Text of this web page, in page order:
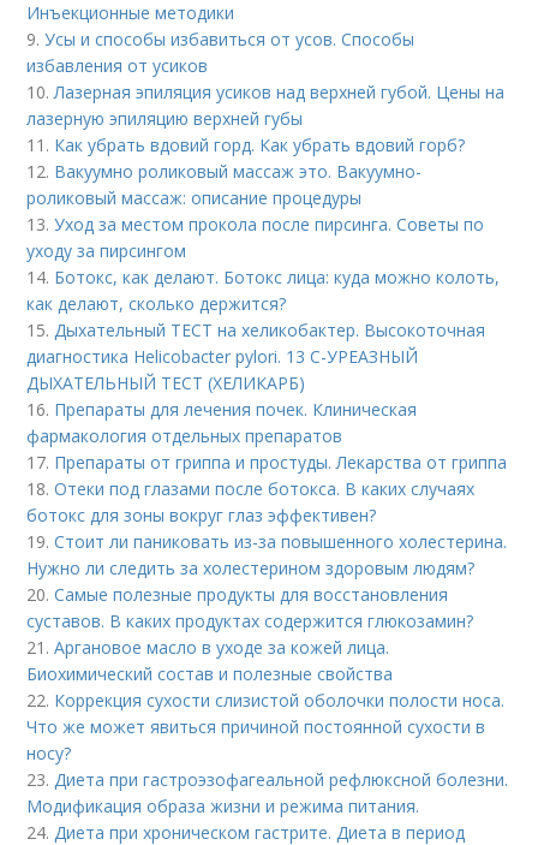
Инъекционные методики
9.Усы и способы избавиться от усов. Способы
избавления от усиков
10. Лазерная эпиляция усиков над верхней губой. Цены на
лазерную эпиляцию верхней губы
11. Как убрать вдовий горд. Как убрать вдовий горб?
12. Вакуумно роликовый массаж это. Вакуумно-
роликовый массаж: описание процедуры
13.Уход за местом прокола после пирсинга. Советы по
уходу за пирсингом
14. Ботокс, как делают. Ботокс лица: куда можно колоть,
как делают, сколько держится?
15. Дыхательный ТЕСТ на хеликобактер. Высокоточная
диагностика Helicobacter pylori. 13 C-УРЕАЗНЫЙ
ДЫХАТЕЛЬНЫЙ ТЕСТ (ХЕЛИКАРБ)
16. Препараты для лечения почек. Клиническая
фармакология отдельных препаратов
17. Препараты от гриппа и простуды. Лекарства от гриппа
18.Отеки под глазами после ботокса. В каких случаях
ботокс для зоны вокруг глаз эффективен?
19.Стоит ли паниковать из-за повышенного холестерина.
Нужно ли следить за холестерином здоровым людям?
20.Самые полезные продукты для восстановления
суставов. В каких продуктах содержится глюкозамин?
21.Аргановое масло в уходе за кожей лица.
Биохимический состав и полезные свойства
22. Коррекция сухости слизистой оболочки полости носа.
Что же может явиться причиной постоянной сухости в
носу?
23. Диета при гастроэзофагеальной рефлюксной болезни.
Модификация образа жизни и режима питания.
24. Диета при хроническом гастрите. Диета в период